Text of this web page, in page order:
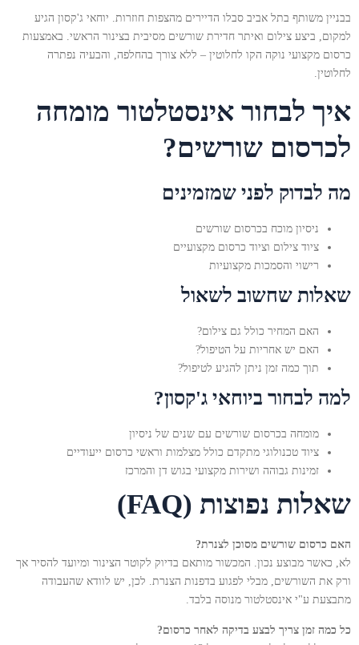
בבניין משותף בתל אביב סבלו הדיירים מהצפות חוזרות. יוחאי ג'קסון הגיע
למקום, ביצע צילום ואיתר חדירת שורשים מסיבית בצינור הראשי. באמצעות
כרסום מקצועי נוקה הקו לחלוטין – ללא צורך בהחלפה, והבעיה נפתרה
לחלוטין.
איך לבחור אינסטלטור מומחה
לכרסום שורשים?
מה לבדוק לפני שמזמינים
ניסיון מוכח בכרסום שורשים
ציוד צילום וציוד כרסום מקצועיים
רישוי והסמכות מקצועיות
שאלות שחשוב לשאול
האם המחיר כולל גם צילום?
האם יש אחריות על הטיפול?
תוך כמה זמן ניתן להגיע לטיפול?
למה לבחור ביוחאי ג'קסון?
מומחה בכרסום שורשים עם שנים של ניסיון
ציוד טכנולוגי מתקדם כולל מצלמות וראשי כרסום ייעודיים
זמינות גבוהה ושירות מקצועי בגוש דן והמרכז
שאלות נפוצות (FAQ)
האם כרסום שורשים מסוכן לצנרת?
לא, כאשר מבוצע נכון. המכשור מותאם בדיוק לקוטר הצינור ומיועד להסיר אך
ורק את השורשים, מבלי לפגוע בדפנות הצנרת. לכן, יש לוודא שהעבודה
מתבצעת ע"י אינסטלטור מנוסה בלבד.
כל כמה זמן צריך לבצע בדיקה לאחר כרסום?